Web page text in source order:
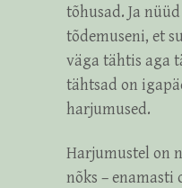
tõhusad. Ja
tõdemuseni, et
väga tähtis aga
tähtsad on
harjumused.
Harjumustel on
nõks – enamasti